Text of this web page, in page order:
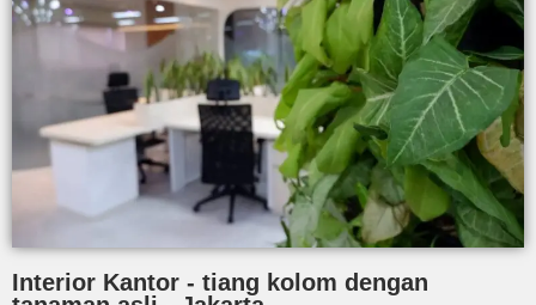
Interior Kantor - tiang kolom dengan